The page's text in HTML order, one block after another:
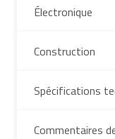
Électronique
Construction
Spécifications
Commentaires